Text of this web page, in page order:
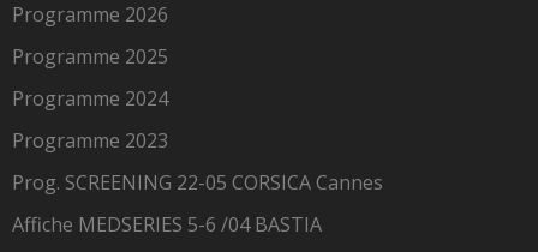
Programme 2026
Programme 2025
Programme 2024
Programme 2023
Prog. SCREENING 22-05 CORSICA Cannes
Affiche MEDSERIES 5-6 /04 BASTIA